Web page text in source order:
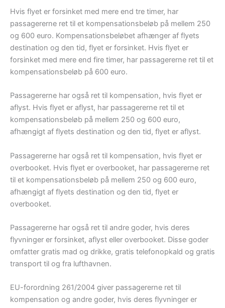
Hvis flyet er forsinket med mere end tre timer, har
passagererne ret til et kompensationsbeløb på mellem 250
og 600 euro. Kompensationsbeløbet afhænger af flyets
destination og den tid, flyet er forsinket. Hvis flyet er
forsinket med mere end fire timer, har passagererne ret til et
kompensationsbeløb på 600 euro.
Passagererne har også ret til kompensation, hvis flyet er
aflyst. Hvis flyet er aflyst, har passagererne ret til et
kompensationsbeløb på mellem 250 og 600 euro,
afhængigt af flyets destination og den tid, flyet er aflyst.
Passagererne har også ret til kompensation, hvis flyet er
overbooket. Hvis flyet er overbooket, har passagererne ret
til et kompensationsbeløb på mellem 250 og 600 euro,
afhængigt af flyets destination og den tid, flyet er
overbooket.
Passagererne har også ret til andre goder, hvis deres
flyvninger er forsinket, aflyst eller overbooket. Disse goder
omfatter gratis mad og drikke, gratis telefonopkald og gratis
transport til og fra lufthavnen.
EU-forordning 261/2004 giver passagererne ret til
kompensation og andre goder, hvis deres flyvninger er